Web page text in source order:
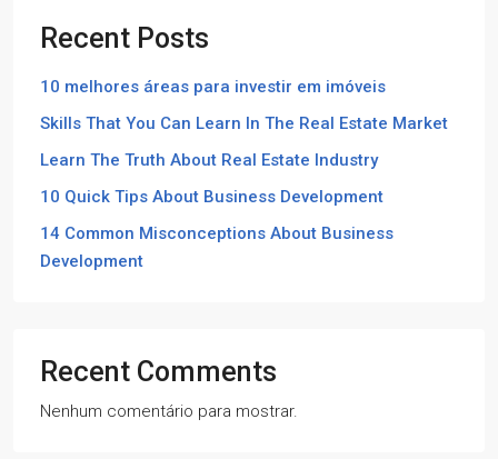
Recent Posts
10 melhores áreas para investir em imóveis
Skills That You Can Learn In The Real Estate Market
Learn The Truth About Real Estate Industry
10 Quick Tips About Business Development
14 Common Misconceptions About Business
Development
Recent Comments
Nenhum comentário para mostrar.